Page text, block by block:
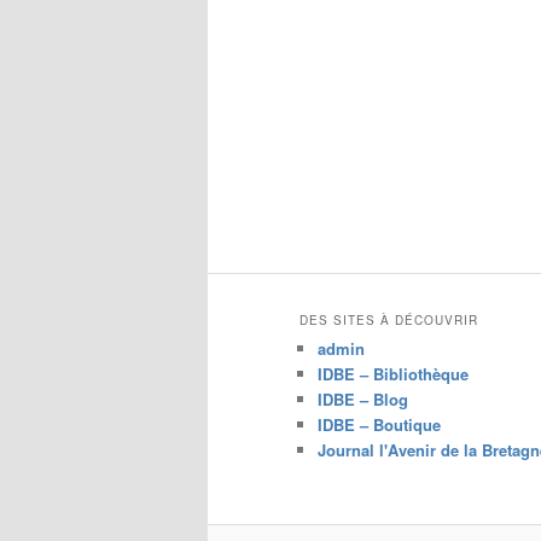
DES SITES À DÉCOUVRIR
admin
IDBE – Bibliothèque
IDBE – Blog
IDBE – Boutique
Journal l'Avenir de la